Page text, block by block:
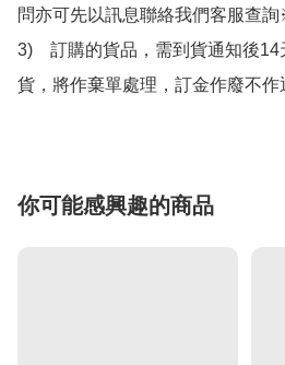
問亦可先以訊息聯絡我們客服查
3)　訂購的貨品，需到貨通知後
貨，將作棄單處理，訂金作廢不作
你可能感興趣的商品